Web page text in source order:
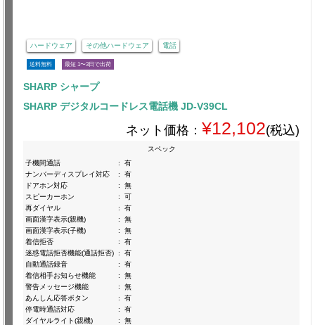
ハードウェア その他ハードウェア 電話
送料無料 最短 1〜3日で出荷
SHARP シャープ
SHARP デジタルコードレス電話機 JD-V39CL
ネット価格： ¥12,102(税込)
スペック
子機間通話
:
有
ナンバーディスプレイ対応
:
有
ドアホン対応
:
無
スピーカーホン
:
可
再ダイヤル
:
有
画面漢字表示(親機)
:
無
画面漢字表示(子機)
:
無
着信拒否
:
有
迷惑電話拒否機能(通話拒否) :
有
自動通話録音
:
有
着信相手お知らせ機能
:
無
警告メッセージ機能
:
無
あんしん応答ボタン
:
有
停電時通話対応
:
有
ダイヤルライト(親機)
:
無